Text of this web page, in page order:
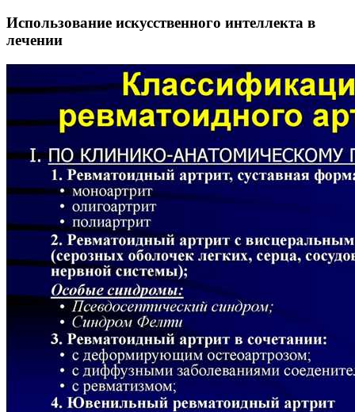
Использование искусственного интеллекта в
лечении